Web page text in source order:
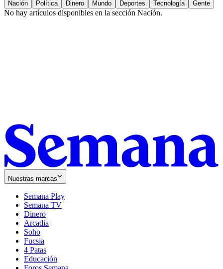
Nación Política Dinero Mundo Deportes Tecnología Gente
No hay artículos disponibles en la sección Nación.
Nuestras marcas
Semana Play
Semana TV
Dinero
Arcadia
Soho
in
new
window
Fucsia
in
new
4 Patas
Educación